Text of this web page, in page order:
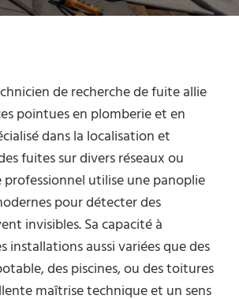
de recherche de fuite allie
pointues en plomberie et en
dans la localisation et
fuites sur divers réseaux ou
utilise une panoplie
pour détecter des
invisibles. Sa capacité à
installations aussi variées que des
des piscines, ou des toitures
maîtrise technique et un sens